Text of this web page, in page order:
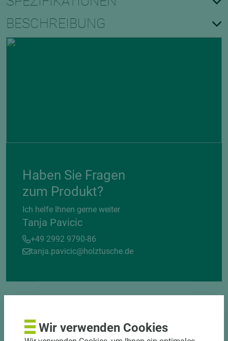
BESCHREIBUNG
Haben Sie Fragen
zum Produkt?
Ich helfe Ihnen gerne weiter
Tanja Pavicic
+49 2992 9790-86
tanja.pavicic@holztusche.de
Wir verwenden Cookies